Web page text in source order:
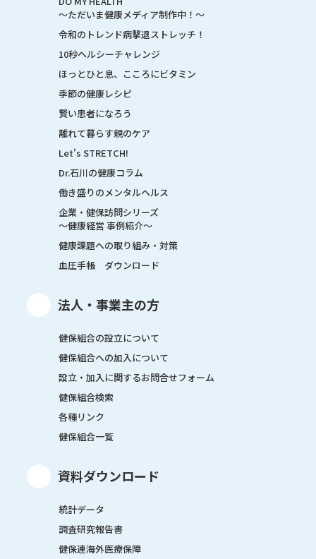
～ただいま健康メディア制作中！～
令和のトレンド病撃退ストレッチ！
10秒ヘルシーチャレンジ
ほっとひと息、こころにビタミン
季節の健康レシピ
賢い患者になろう
離れて暮らす親のケア
Let's STRETCH!
Dr.石川の健康コラム
働き盛りのメンタルヘルス
企業・健保訪問シリーズ
～健康経営 事例紹介～
健康課題への取り組み・対策
血圧手帳 ダウンロード
法人・事業主の方
健保組合の設立について
健保組合への加入について
設立・加入に関するお問合せフォーム
健保組合検索
各種リンク
健保組合一覧
資料ダウンロード
統計データ
調査研究報告書
健保連海外医療保障